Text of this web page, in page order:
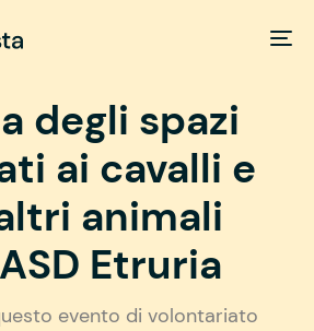
degli spazi
ai cavalli e
animali
Etruria
evento di volontariato